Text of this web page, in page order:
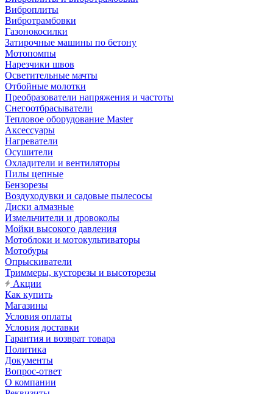
Виброплиты
Вибротрамбовки
Газонокосилки
Затирочные машины по бетону
Мотопомпы
Нарезчики швов
Осветительные мачты
Отбойные молотки
Преобразователи напряжения и частоты
Снегоотбрасыватели
Тепловое оборудование Master
Аксессуары
Нагреватели
Осушители
Охладители и вентиляторы
Пилы цепные
Бензорезы
Воздуходувки и садовые пылесосы
Диски алмазные
Измельчители и дровоколы
Мойки высокого давления
Мотоблоки и мотокультиваторы
Мотобуры
Опрыскиватели
Триммеры, кусторезы и высоторезы
Акции
Как купить
Магазины
Условия оплаты
Условия доставки
Гарантия и возврат товара
Политика
Документы
Вопрос-ответ
О компании